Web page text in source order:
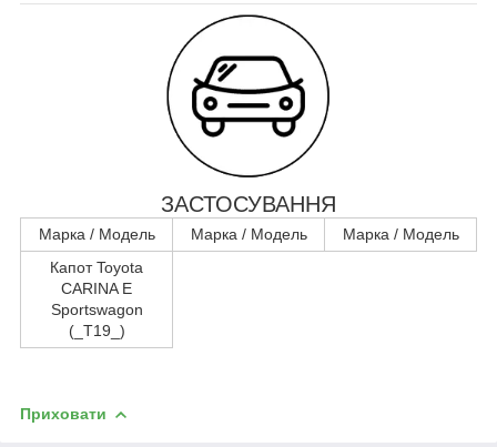
ЗАСТОСУВАННЯ
Марка / Модель Марка / Модель
Марка / Модель
Капот Toyota
CARINA E
Sportswagon
(_T19_)
Приховати